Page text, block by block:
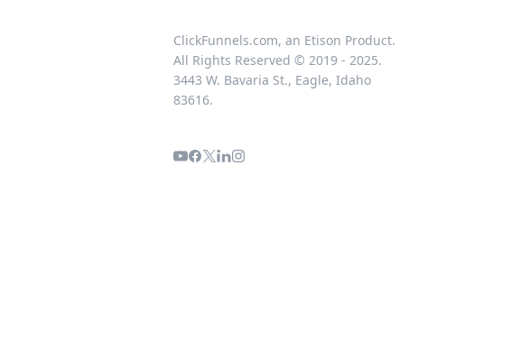
ClickFunnels.com, an Etison Product.
All Rights Reserved © 2019 - 2025.
3443 W. Bavaria St., Eagle, Idaho
83616.